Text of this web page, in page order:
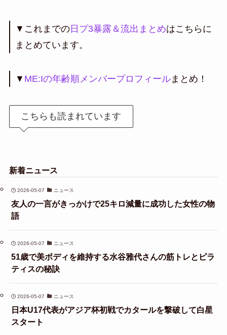
▼これまでの日プ3暴露＆流出まとめはこちらに
まとめています。
▼ ME:Iの年齢順メンバープロフィールまとめ！
こちらも読まれています
新着ニュース
2026-05-07 ニュース
友人の一言がきっかけで25キロ減量に成功した女性の物
語
2026-05-07 ニュース
51歳で美ボディを維持する水谷雅代さんの筋トレとピラ
ティスの秘訣
2026-05-07 ニュース
日本U17代表がアジア杯初戦でカタールを撃破して白星
スタート